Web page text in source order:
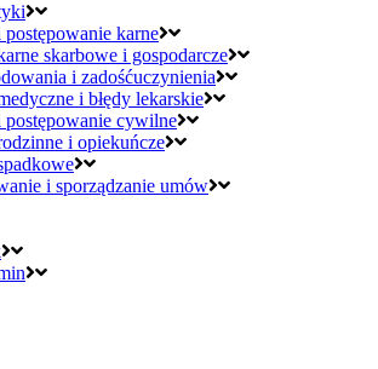
karne
skarbowe i gospodarcze
i zadośćuczynienia
i błędy lekarskie
postępowanie cywilne
i opiekuńcze
i sporządzanie umów